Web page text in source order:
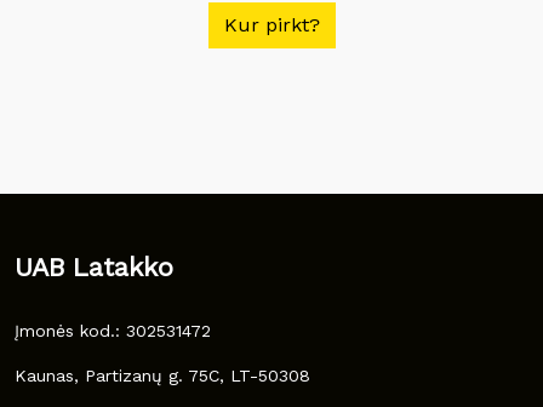
Kur pirkt?
UAB Latakko
Įmonės kod.: 302531472
Kaunas, Partizanų g. 75C, LT-50308